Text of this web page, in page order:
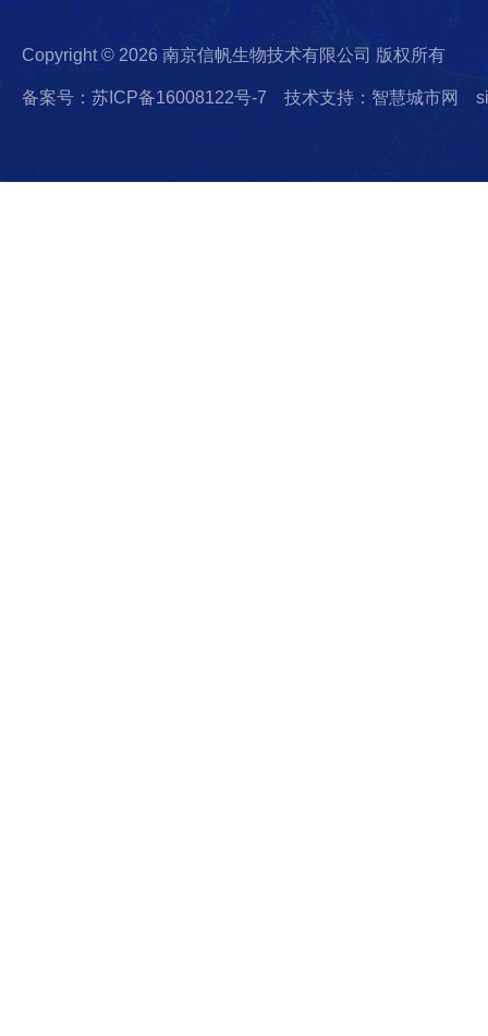
Copyright © 2026 南京信帆生物技术有限公司 版权所有
备案号：苏ICP备16008122号-7 技术支持：智慧城市网